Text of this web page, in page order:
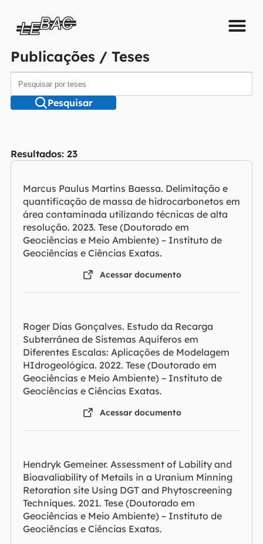
Publicações / Teses
Pesquisar
Resultados: 23
Marcus Paulus Martins Baessa. Delimitação e
quantificação de massa de hidrocarbonetos em
área contaminada utilizando técnicas de alta
resolução. 2023. Tese (Doutorado em
Geociências e Meio Ambiente) – Instituto de
Geociências e Ciências Exatas.
Acessar documento
Roger Dias Gonçalves. Estudo da Recarga
Subterrânea de Sistemas Aquíferos em
Diferentes Escalas: Aplicações de Modelagem
HIdrogeológica. 2022. Tese (Doutorado em
Geociências e Meio Ambiente) – Instituto de
Geociências e Ciências Exatas.
Acessar documento
Hendryk Gemeiner. Assessment of Lability and
Bioavaliability of Metails in a Uranium Minning
Retoration site Using DGT and Phytoscreening
Techniques. 2021. Tese (Doutorado em
Geociências e Meio Ambiente) – Instituto de
Geociências e Ciências Exatas.